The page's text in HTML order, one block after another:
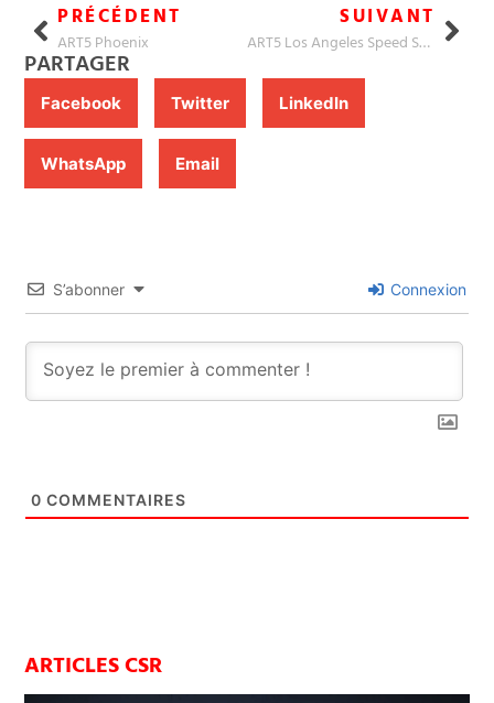
PRÉCÉDENT
ART5 Phoenix
SUIVANT
ART5 Los Angeles Speed Shop
PARTAGER
Facebook Twitter LinkedIn
WhatsApp Email
S’abonner Connexion
0 COMMENTAIRES
ARTICLES CSR